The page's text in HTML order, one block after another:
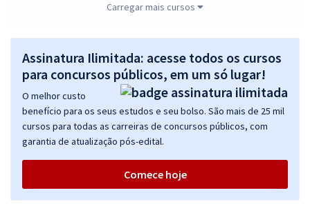
Conhecimentos Básicos para os Cargos de Nível Superior
R$ 199,92à vista
ou 12x deR$ 16,66
Economize R$ 49,98 (-20%)
Comprar
TJ MT - Tribunal de Justiça do Estado do Mato Grosso -
Conhecimentos Específicos para o Cargo de Técnico Judiciário
Carregar mais cursos
Assinatura Ilimitada: acesse todos os cursos
para concursos públicos, em um só lugar!
O melhor custo
benefício para os seus estudos e seu bolso. São mais de 25 mil
cursos para todas as carreiras de concursos públicos, com
garantia de atualização pós-edital.
Comece hoje